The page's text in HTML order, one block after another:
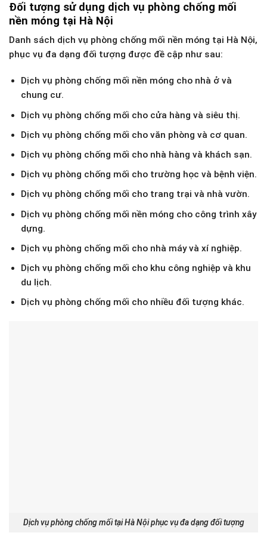
Đối tượng sử dụng dịch vụ phòng chống mối
nền móng tại Hà Nội
Danh sách dịch vụ phòng chống mối nền móng tại Hà Nội,
phục vụ đa dạng đối tượng được đề cập như sau:
Dịch vụ phòng chống mối nền móng cho nhà ở và
chung cư.
Dịch vụ phòng chống mối cho cửa hàng và siêu thị.
Dịch vụ phòng chống mối cho văn phòng và cơ quan.
Dịch vụ phòng chống mối cho nhà hàng và khách sạn.
Dịch vụ phòng chống mối cho trường học và bệnh viện.
Dịch vụ phòng chống mối cho trang trại và nhà vườn.
Dịch vụ phòng chống mối nền móng cho công trình xây
dựng.
Dịch vụ phòng chống mối cho nhà máy và xí nghiệp.
Dịch vụ phòng chống mối cho khu công nghiệp và khu
du lịch.
Dịch vụ phòng chống mối cho nhiều đối tượng khác.
Dịch vụ phòng chống mối tại Hà Nội phục vụ đa dạng đối tượng